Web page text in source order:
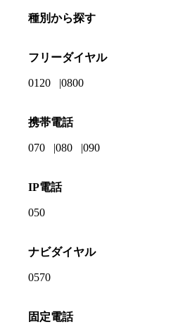
種別から探す
フリーダイヤル
0120 0800
携帯電話
070 080 090
IP電話
050
ナビダイヤル
0570
固定電話